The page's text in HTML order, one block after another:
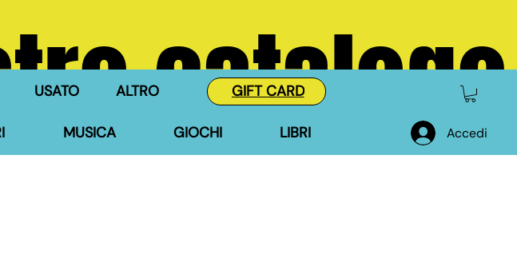
USATO ALTRO
MUSICA GIOCHI LIBRI
GIFT CARD
Accedi
catalogo